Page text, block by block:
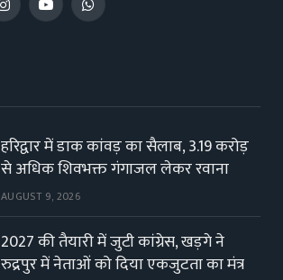
InstagramYouTubeWhatsApp
हरिद्वार में डाक कांवड़ का सैलाब, 3.19 करोड़
से अधिक शिवभक्त गंगाजल लेकर रवाना
AUGUST 9, 2026
2027 की तैयारी में जुटी कांग्रेस, खड़गे ने
रुद्रपुर में नेताओं को दिया एकजुटता का मंत्र